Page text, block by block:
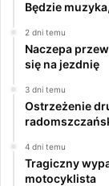
Będzie
2 dni temu
Naczepa
się na jezdnię
3 dni temu
Ostrzeżenie
4 dni temu
Tragiczny
motocyklista